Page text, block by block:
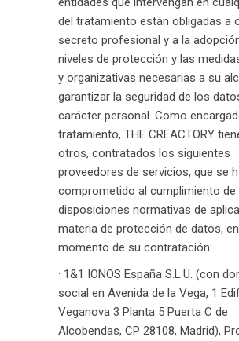
del tratamiento están obligadas a
secreto profesional y a la
niveles de protección y las
y organizativas necesarias a su
garantizar la seguridad de los
carácter personal. Como
tratamiento, THE CREACTORY
otros, contratados los siguientes
proveedores de servicios, que se
comprometido al cumplimiento de
disposiciones normativas de
materia de protección de datos,
momento de su contratación:
· 1&1 IONOS España S.L.U. (con
social en Avenida de la Vega, 1
Veganova 3 Planta 5 Puerta C de
Alcobendas, CP 28108, Madrid),